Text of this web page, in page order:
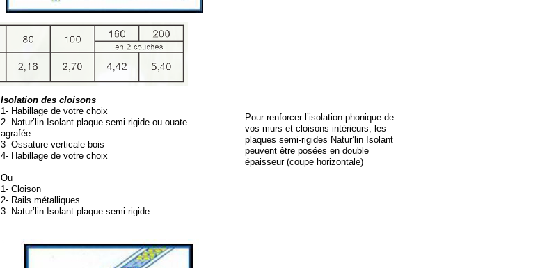
Isolation des cloisons
1- Habillage de votre choix
2- Natur’lin Isolant plaque semi-rigide ou ouate
agrafée
3- Ossature verticale bois
4- Habillage de votre choix
Ou
1- Cloison
2- Rails métalliques
3- Natur’lin Isolant plaque semi-rigide
Pour renforcer l’isolation phonique de
vos murs et cloisons intérieurs, les
plaques semi-rigides Natur’lin Isolant
peuvent être posées en double
épaisseur (coupe horizontale)